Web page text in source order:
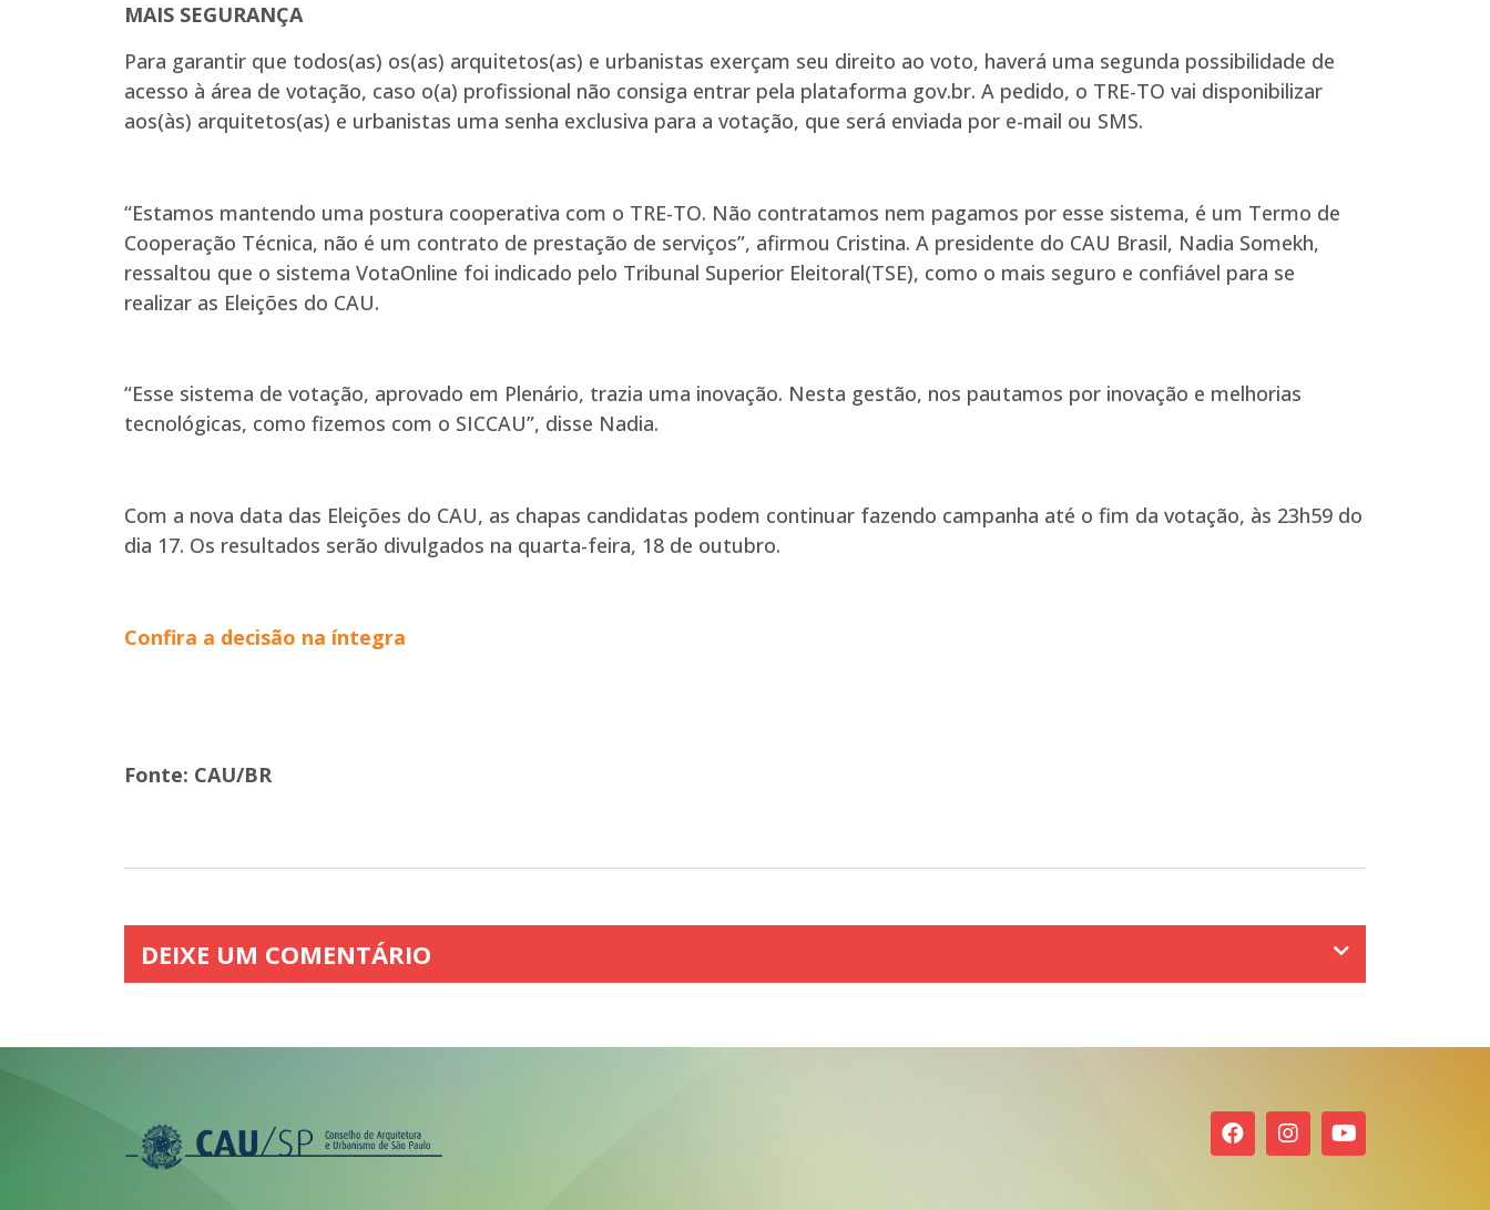
MAIS SEGURANÇA
Para garantir que todos(as) os(as) arquitetos(as) e urbanistas exerçam seu direito ao voto, haverá uma segunda possibilidade de
acesso à área de votação, caso o(a) profissional não consiga entrar pela plataforma gov.br. A pedido, o TRE-TO vai disponibilizar
aos(às) arquitetos(as) e urbanistas uma senha exclusiva para a votação, que será enviada por e-mail ou SMS.
“Estamos mantendo uma postura cooperativa com o TRE-TO. Não contratamos nem pagamos por esse sistema, é um Termo de
Cooperação Técnica, não é um contrato de prestação de serviços”, afirmou Cristina. A presidente do CAU Brasil, Nadia Somekh,
ressaltou que o sistema VotaOnline foi indicado pelo Tribunal Superior Eleitoral(TSE), como o mais seguro e confiável para se
realizar as Eleições do CAU.
“Esse sistema de votação, aprovado em Plenário, trazia uma inovação. Nesta gestão, nos pautamos por inovação e melhorias
tecnológicas, como fizemos com o SICCAU”, disse Nadia.
Com a nova data das Eleições do CAU, as chapas candidatas podem continuar fazendo campanha até o fim da votação, às 23h59 do
dia 17. Os resultados serão divulgados na quarta-feira, 18 de outubro.
Confira a decisão na íntegra
Fonte: CAU/BR
DEIXE UM COMENTÁRIO